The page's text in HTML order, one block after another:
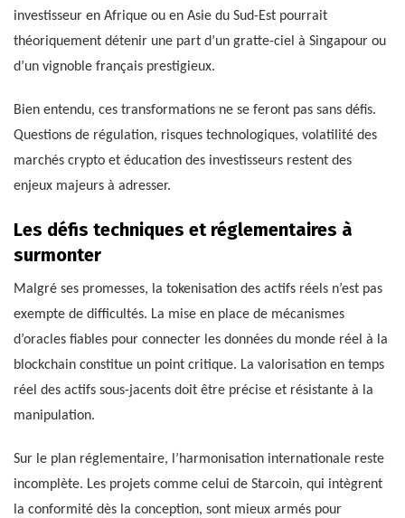
investisseur en Afrique ou en Asie du Sud-Est pourrait
théoriquement détenir une part d’un gratte-ciel à Singapour ou
d’un vignoble français prestigieux.
Bien entendu, ces transformations ne se feront pas sans défis.
Questions de régulation, risques technologiques, volatilité des
marchés crypto et éducation des investisseurs restent des
enjeux majeurs à adresser.
Les défis techniques et réglementaires à
surmonter
Malgré ses promesses, la tokenisation des actifs réels n’est pas
exempte de difficultés. La mise en place de mécanismes
d’oracles fiables pour connecter les données du monde réel à la
blockchain constitue un point critique. La valorisation en temps
réel des actifs sous-jacents doit être précise et résistante à la
manipulation.
Sur le plan réglementaire, l’harmonisation internationale reste
incomplète. Les projets comme celui de Starcoin, qui intègrent
la conformité dès la conception, sont mieux armés pour